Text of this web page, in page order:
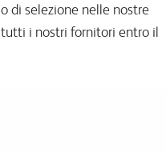
di selezione nelle nostre
i nostri fornitori entro il